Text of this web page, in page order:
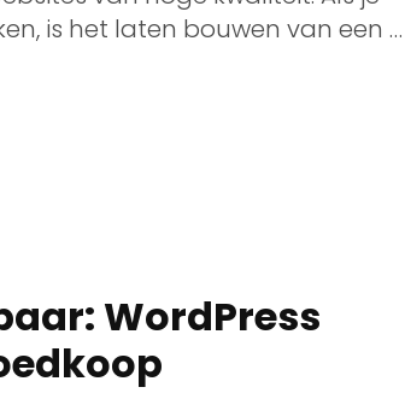
is het laten bouwen van een …
WordPress